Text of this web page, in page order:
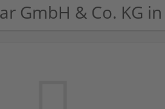
GmbH & Co. KG